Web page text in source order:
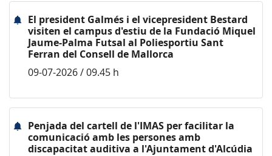
El president Galmés i el vicepresident Bestard
visiten el campus d'estiu de la Fundació Miquel
Jaume-Palma Futsal al Poliesportiu Sant
Ferran del Consell de Mallorca
09-07-2026 / 09.45 h
Penjada del cartell de l'IMAS per facilitar la
comunicació amb les persones amb
discapacitat auditiva a l'Ajuntament d'Alcúdia